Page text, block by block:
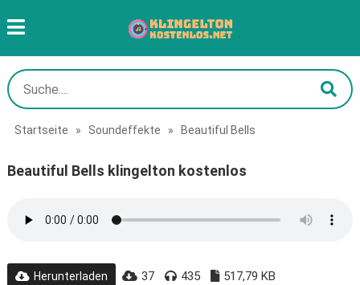
Startseite » Soundeffekte » Beautiful Bells
Beautiful Bells klingelton kostenlos
Herunterladen 37 435 517,79 KB